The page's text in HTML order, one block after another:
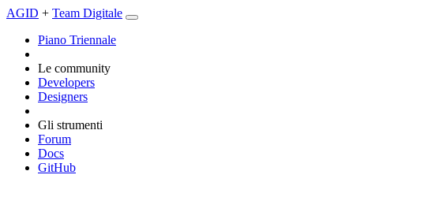
AGID + Team Digitale
Piano Triennale
Le community
Developers
Designers
Gli strumenti
Forum
Docs
GitHub